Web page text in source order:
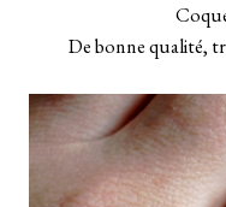
De bonne qualité,